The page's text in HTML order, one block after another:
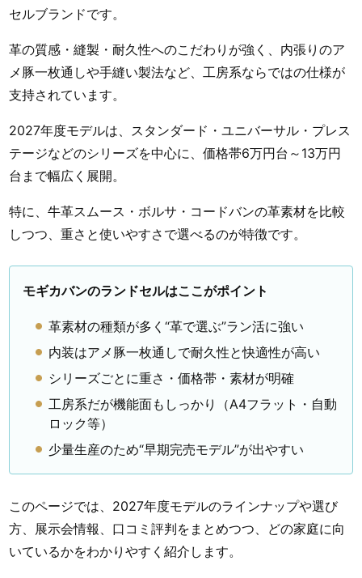
セルブランドです。
革の質感・縫製・耐久性へのこだわりが強く、内張りのア
メ豚一枚通しや手縫い製法など、工房系ならではの仕様が
支持されています。
2027年度モデルは、スタンダード・ユニバーサル・プレス
テージなどのシリーズを中心に、価格帯6万円台～13万円
台まで幅広く展開。
特に、牛革スムース・ボルサ・コードバンの革素材を比較
しつつ、重さと使いやすさで選べるのが特徴です。
モギカバンのランドセルはここがポイント
革素材の種類が多く“革で選ぶ”ラン活に強い
内装はアメ豚一枚通しで耐久性と快適性が高い
シリーズごとに重さ・価格帯・素材が明確
工房系だが機能面もしっかり（A4フラット・自動
ロック等）
少量生産のため“早期完売モデル”が出やすい
このページでは、2027年度モデルのラインナップや選び
方、展示会情報、口コミ評判をまとめつつ、どの家庭に向
いているかをわかりやすく紹介します。